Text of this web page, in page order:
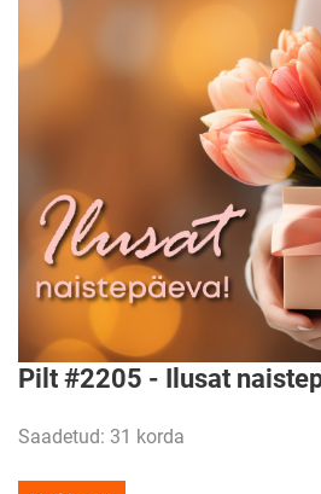
Pilt #2205 - Ilusat
Saadetud: 31 korda